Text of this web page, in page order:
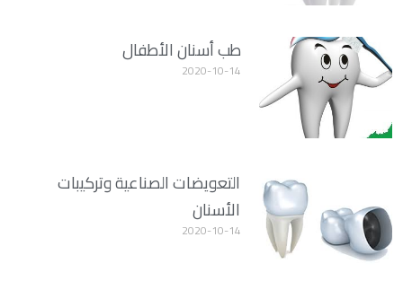
طب أسنان الأطفال
2020-10-14
التعويضات الصناعية وتركيبات
الأسنان
2020-10-14